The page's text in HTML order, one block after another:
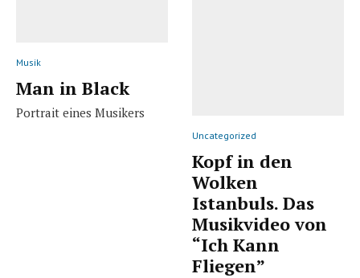
Musik
Man in Black
Portrait eines Musikers
Uncategorized
Kopf in den
Wolken
Istanbuls. Das
Musikvideo von
“Ich Kann
Fliegen”